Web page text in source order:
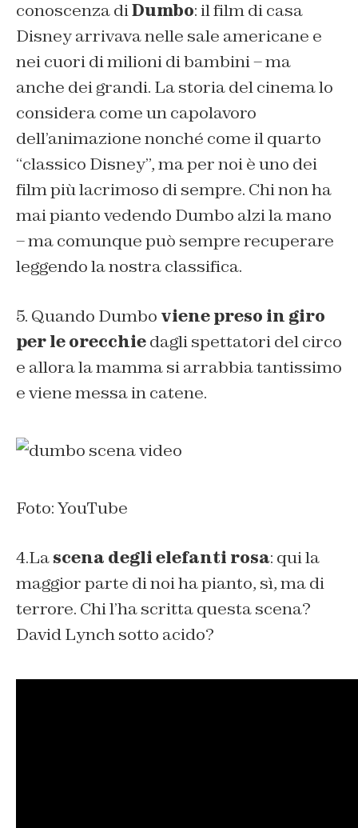
conoscenza diDumbo: il film di casa
Disney arrivava nelle sale americane e
nei cuori di milioni di bambini – ma
anche dei grandi. La storia del cinema lo
considera come un capolavoro
dell’animazione nonché come il quarto
“classico Disney”, ma per noi è uno dei
film più lacrimoso di sempre. Chi non ha
mai pianto vedendo Dumbo alzi la mano
– ma comunque può sempre recuperare
leggendo la nostra classifica.
5. Quando Dumbo viene preso in giro
per le orecchiedagli spettatori del circo
e allora la mamma si arrabbia tantissimo
e viene messa in catene.
Foto: YouTube
4.Lascena degli elefanti rosa: qui la
maggior parte di noi ha pianto, sì, ma di
terrore. Chi l’ha scritta questa scena?
David Lynch sotto acido?